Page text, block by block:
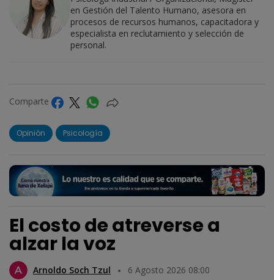
en Gestión del Talento Humano, asesora en
procesos de recursos humanos, capacitadora y
especialista en reclutamiento y selección de
personal.
Comparte
Opinión Psicología
El costo de atreverse a
alzar la voz
Arnoldo Soch Tzul 6 Agosto 2026 08:00